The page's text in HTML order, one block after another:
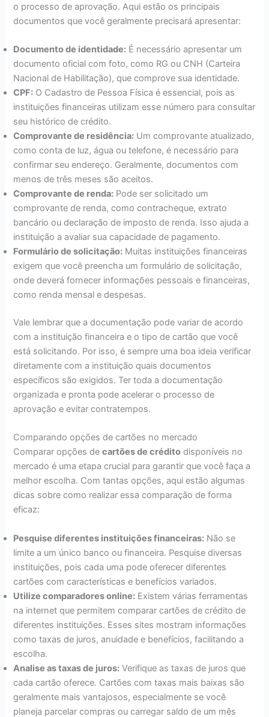
o processo de aprovação. Aqui estão os principais
documentos que você geralmente precisará apresentar:
Documento de identidade: É necessário apresentar um
documento oficial com foto, como RG ou CNH (Carteira
Nacional de Habilitação), que comprove sua identidade.
CPF: O Cadastro de Pessoa Física é essencial, pois as
instituições financeiras utilizam esse número para consultar
seu histórico de crédito.
Comprovante de residência: Um comprovante atualizado,
como conta de luz, água ou telefone, é necessário para
confirmar seu endereço. Geralmente, documentos com
menos de três meses são aceitos.
Comprovante de renda: Pode ser solicitado um
comprovante de renda, como contracheque, extrato
bancário ou declaração de imposto de renda. Isso ajuda a
instituição a avaliar sua capacidade de pagamento.
Formulário de solicitação: Muitas instituições financeiras
exigem que você preencha um formulário de solicitação,
onde deverá fornecer informações pessoais e financeiras,
como renda mensal e despesas.
Vale lembrar que a documentação pode variar de acordo
com a instituição financeira e o tipo de cartão que você
está solicitando. Por isso, é sempre uma boa ideia verificar
diretamente com a instituição quais documentos
específicos são exigidos. Ter toda a documentação
organizada e pronta pode acelerar o processo de
aprovação e evitar contratempos.
Comparando opções de cartões no mercado
Comparar opções decartões de crédito disponíveis no
mercado é uma etapa crucial para garantir que você faça a
melhor escolha. Com tantas opções, aqui estão algumas
dicas sobre como realizar essa comparação de forma
eficaz:
Pesquise diferentes instituições financeiras: Não se
limite a um único banco ou financeira. Pesquise diversas
instituições, pois cada uma pode oferecer diferentes
cartões com características e benefícios variados.
Utilize comparadores online: Existem várias ferramentas
na internet que permitem comparar cartões de crédito de
diferentes instituições. Esses sites mostram informações
como taxas de juros, anuidade e benefícios, facilitando a
escolha.
Analise as taxas de juros: Verifique as taxas de juros que
cada cartão oferece. Cartões com taxas mais baixas são
geralmente mais vantajosos, especialmente se você
planeja parcelar compras ou carregar saldo de um mês